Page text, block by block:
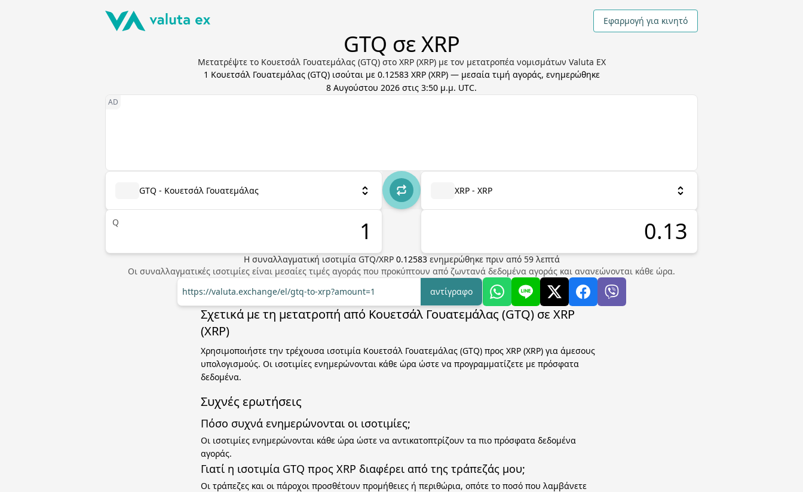
Εφαρμογή για κινητό
GTQ σε XRP
Μετατρέψτε το Κουετσάλ Γουατεμάλας (GTQ) στο XRP (XRP) με τον μετατροπέα νομισμάτων Valuta EX
1 Κουετσάλ Γουατεμάλας(GTQ) ισούται με 0.12583 XRP(XRP) — μεσαία τιμή αγοράς, ενημερώθηκε
8 Αυγούστου 2026 στις 3:50 μ.μ. UTC.
GTQ - Κουετσάλ Γουατεμάλας
Q
XRP - XRP
Η συναλλαγματική ισοτιμία GTQ/XRP 0.12583 ενημερώθηκε πριν από 59λεπτά
Οι συναλλαγματικές ισοτιμίες είναι μεσαίες τιμές αγοράς που προκύπτουν από ζωντανά δεδομένα αγοράς και ανανεώνονται κάθε ώρα.
https://valuta.exchange/el/gtq-to-xrp?amount=1
αντίγραφο
Σχετικά με τη μετατροπή από Κουετσάλ Γουατεμάλας (GTQ) σε XRP
(XRP)
Χρησιμοποιήστε την τρέχουσα ισοτιμία Κουετσάλ Γουατεμάλας (GTQ) προς XRP (XRP) για άμεσους
υπολογισμούς. Οι ισοτιμίες ενημερώνονται κάθε ώρα ώστε να προγραμματίζετε με πρόσφατα
δεδομένα.
Συχνές ερωτήσεις
Πόσο συχνά ενημερώνονται οι ισοτιμίες;
Οι ισοτιμίες ενημερώνονται κάθε ώρα ώστε να αντικατοπτρίζουν τα πιο πρόσφατα δεδομένα
αγοράς.
Γιατί η ισοτιμία GTQ προς XRP διαφέρει από της τράπεζάς μου;
Οι τράπεζες και οι πάροχοι προσθέτουν προμήθειες ή περιθώρια, οπότε το ποσό που λαμβάνετε